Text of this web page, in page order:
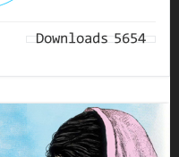
5654
Downloads